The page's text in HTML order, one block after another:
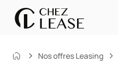
Nos offres Leasing